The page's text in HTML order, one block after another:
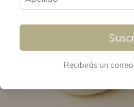
Recibirás un